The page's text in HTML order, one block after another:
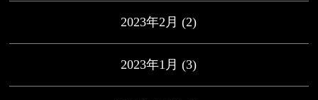
2023年2月 (2)
2023年1月 (3)